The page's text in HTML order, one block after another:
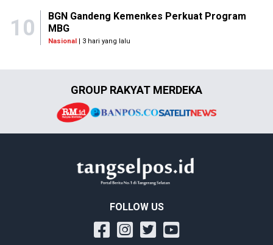
10
BGN Gandeng Kemenkes Perkuat Program
MBG
Nasional| 3 hari yang lalu
GROUP RAKYAT MERDEKA
FOLLOW US